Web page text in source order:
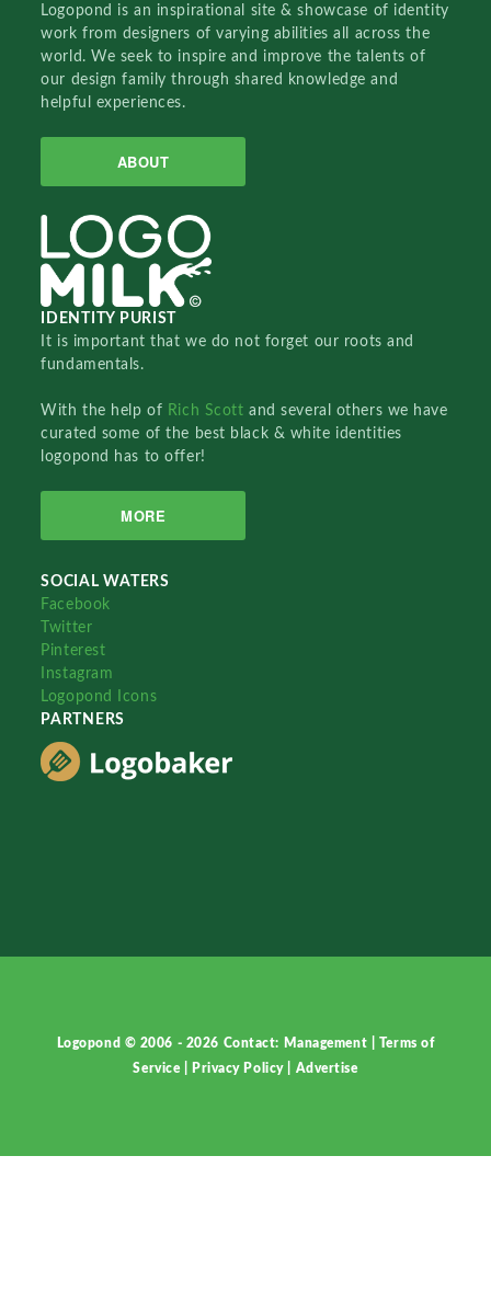
Logopond is an inspirational site & showcase of identity
work from designers of varying abilities all across the
world. We seek to inspire and improve the talents of
our design family through shared knowledge and
helpful experiences.
ABOUT
IDENTITY PURIST
It is important that we do not forget our roots and
fundamentals.
With the help of Rich Scottand several others we have
curated some of the best black & white identities
logopond has to offer!
MORE
SOCIAL WATERS
Facebook
Twitter
Pinterest
Instagram
Logopond Icons
PARTNERS
Logopond © 2006 - 2026 Contact: Management
Terms of
Service
Privacy Policy Advertise